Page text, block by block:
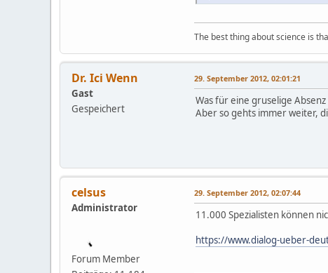
The best thing about science is
Dr. Ici Wenn
Gast
Gespeichert
29. September 2012, 02:01:21
Was für eine gruselige
Aber so gehts immer weiter,
celsus
Administrator
Forum Member
29. September 2012, 02:07:44
11.000 Spezialisten können
https://www.dialog-ueber-